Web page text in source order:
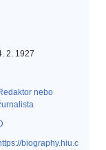
2. 1927
nebo
biography.hiu.c